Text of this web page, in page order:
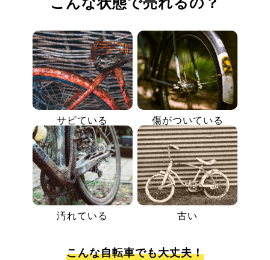
サビている 傷がついている
汚れている 古い
こんな自転車でも大丈夫！